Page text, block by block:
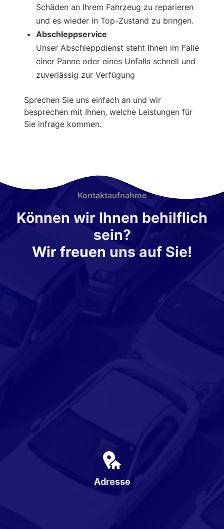
Schäden an Ihrem Fahrzeug zu reparieren
und es wieder in Top-Zustand zu bringen.
Abschleppservice
Unser Abschleppdienst steht Ihnen im Falle
einer Panne oder eines Unfalls schnell und
zuverlässig zur Verfügung
Sprechen Sie uns einfach an und wir
besprechen mit Ihnen, welche Leistungen für
Sie infrage kommen.
Kontaktaufnahme
Können wir Ihnen behilflich
sein?
Wir freuen uns auf Sie!
Adresse